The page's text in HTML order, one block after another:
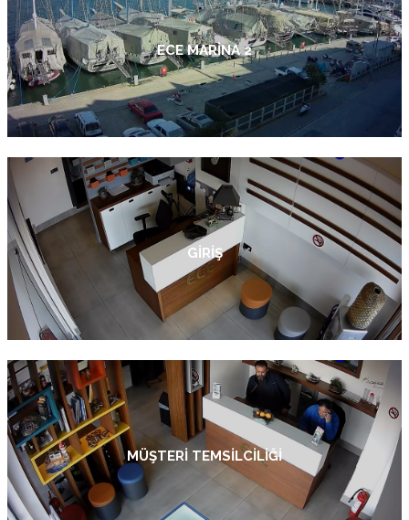
ECE MARINA 2
GIRIŞ
MÜŞTERI TEMSILCILIĞI